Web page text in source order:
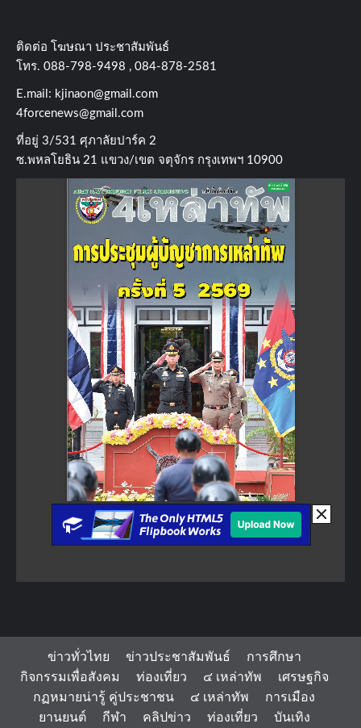
ติดต่อ​ โฆษณา​ ประชาสัมพันธ์
โทร​. 088-798-9498 , 084-878-2581
E.mail: kjinaon@gmail.com
4forcenews@gmail.com
ที่อยู่​ 3/531​ ศุภาลัยปาร์ค​ 2
ซ.พหลโยธิน​ 21​ แขวง/เขต​ จตุจักร​ กรุงเทพฯ 10900
ข่าวทั่วไทย ข่าวประชาสัมพันธ์
การศึกษา
กิจกรรมเพื่อสังคม
ท่องเที่ยว ๔ เหล่าทัพ
เศรษฐกิจ
กฏหมายน่ารู้ คู่ประชาชน
๔ เหล่าทัพ
การเมือง
ยานยนต์
กีฬา คลิปข่าว ท่องเที่ยว บันเทิง